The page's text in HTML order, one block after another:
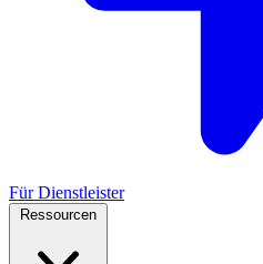
Für Dienstleister